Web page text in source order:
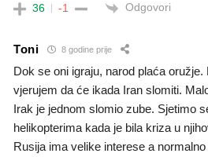
36 -1 Odgovori
Toni 8 godine prije
Dok se oni igraju, narod plaća
vjerujem da će ikada Iran slomiti.
Irak je jednom slomio zube. Sjetimo
helikopterima kada je bila kriza u
Rusija ima velike interese a